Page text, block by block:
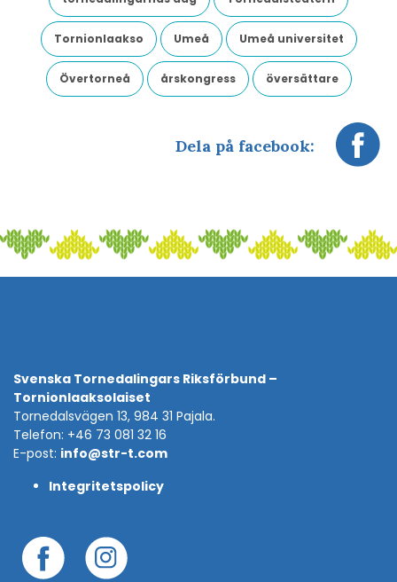
Tornionlaakso Umeå Umeå universitet
Övertorneå årskongress översättare
Dela på facebook:
Svenska Tornedalingars Riksförbund –
Tornionlaaksolaiset
Tornedalsvägen 13, 984 31 Pajala.
Telefon: +46 73 081 32 16
E-post: info@str-t.com
Integritetspolicy